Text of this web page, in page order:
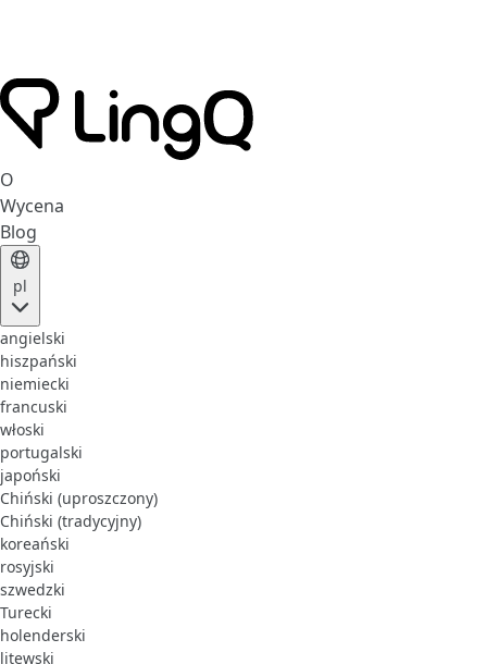
O
Wycena
Blog
pl
angielski
hiszpański
niemiecki
francuski
włoski
portugalski
japoński
Chiński (uproszczony)
Chiński (tradycyjny)
koreański
rosyjski
szwedzki
Turecki
holenderski
litewski